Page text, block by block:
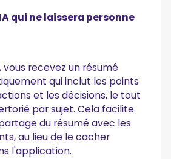
qui ne laissera personne
vous recevez un résumé
qui inclut les points
et les décisions, le tout
par sujet. Cela facilite
du résumé avec les
au lieu de le cacher
l'application.